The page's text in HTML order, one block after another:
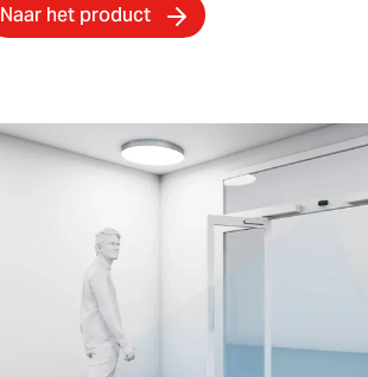
Naar het product